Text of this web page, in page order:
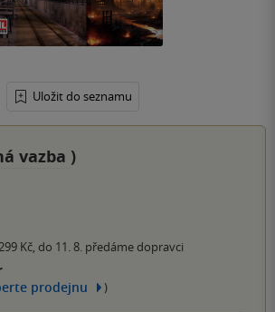
Uložit do seznamu
vazba )
Kč, do 11. 8. předáme dopravci
prodejnu )